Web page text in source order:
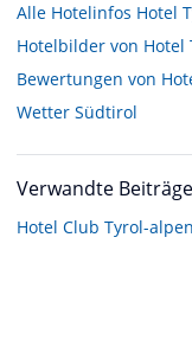
Alle Hotelinfos Hotel
Hotelbilder von Hotel
Bewertungen von
Wetter Südtirol
Verwandte
Hotel Club Tyrol-